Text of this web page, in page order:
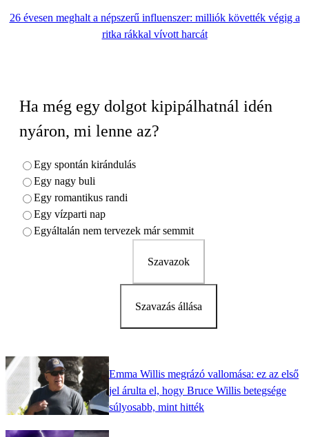
26 évesen meghalt a népszerű influenszer: milliók követték végig a
ritka rákkal vívott harcát
Ha még egy dolgot kipipálhatnál idén
nyáron, mi lenne az?
Egy spontán kirándulás
Egy nagy buli
Egy romantikus randi
Egy vízparti nap
Egyáltalán nem tervezek már semmit
Szavazok
Szavazás állása
Emma Willis megrázó vallomása: ez az első
jel árulta el, hogy Bruce Willis betegsége
súlyosabb, mint hitték